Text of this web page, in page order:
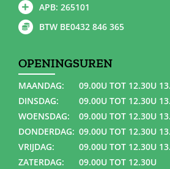
APB: 265101
BTW BE0432 846 365
OPENINGSUREN
MAANDAG:
09.00U TOT 12.30U
DINSDAG:
09.00U TOT 12.30U
WOENSDAG:
09.00U TOT 12.30U
DONDERDAG: 09.00U TOT 12.30U
VRIJDAG:
09.00U TOT 12.30U
ZATERDAG:
09.00U TOT 12.30U